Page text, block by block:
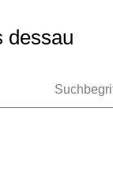
dessau